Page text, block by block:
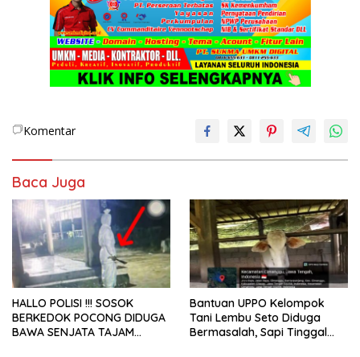
Komentar
Baca Juga
HALLO POLISI !!! SOSOK
BERKEDOK POCONG DIDUGA
BAWA SENJATA TAJAM
Bantuan UPPO Kelompok
Tani Lembu Seto Diduga
Bermasalah, Sapi Tinggal